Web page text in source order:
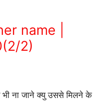
name |
2)
भी ना जाने क्यु उससे मिलने के